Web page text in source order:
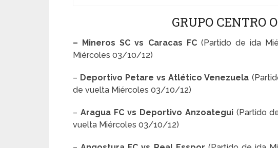
GRUPO CENTRO
– Mineros SC vs Caracas FC (Partido de ida
Miércoles 03/10/12)
– Deportivo Petare vs Atlético Venezuela
de vuelta Miércoles 03/10/12)
– Aragua FC vs Deportivo Anzoategui (Partido
vuelta Miércoles 03/10/12)